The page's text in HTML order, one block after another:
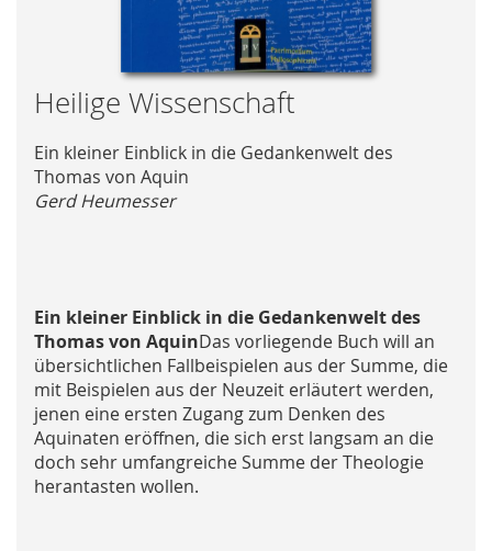
Skip
to
the
beginning
of
the
Heilige Wissenschaft
Ein kleiner Einblick in die Gedankenwelt des
Thomas von Aquin
Gerd Heumesser
Ein kleiner Einblick in die Gedankenwelt des
Thomas von AquinDas vorliegende Buch will an
übersichtlichen Fallbeispielen aus der Summe, die
mit Beispielen aus der Neuzeit erläutert werden,
jenen eine ersten Zugang zum Denken des
Aquinaten eröffnen, die sich erst langsam an die
doch sehr umfangreiche Summe der Theologie
herantasten wollen.